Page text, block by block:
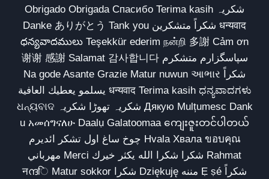
Obrigado Obrigada Спасибо Terima kasih شکریہ
Danke ありがとう Tank you شكراً متشكرين धन्यवाद
ధన్యవాదములు Teşekkür ederim நன்றி 多謝 Cảm ơn
谢谢 感謝 Salamat 감사합니다 سپاسگزارم متشکرم
Na gode Asante Grazie Matur nuwun આભાર شكراً
يسلمو يعطيك العافية धन्यवाद Terima kasih ಧನ್ಯವಾದಗಳು
ଧନ୍ୟବାଦ شکریہ تھوڑا شکریہ Дякую Mulțumesc Dank
u አመሰግናለሁ Daalụ Galatoomaa ကျေးဇူးတင်ပါတယ်
چوخ ساغ اول تشکر ائدیرم Hvala Хвала ขอบคุณ
مهرباني Merci شكرا شكرا الله يكثر خيرك Rahmat
नന്ദि Matur sokkor شكرا Dziękuję مننه Ẹ ṣé شكراً